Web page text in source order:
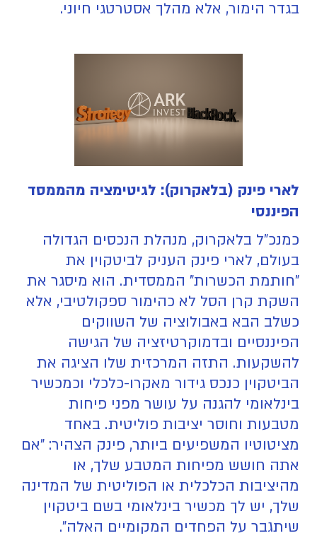
בגדר הימור, אלא מהלך אסטרטגי חיוני.
לארי פינק (בלאקרוק): לגיטימציה מהממסד
הפיננסי
כמנכ"ל בלאקרוק, מנהלת הנכסים הגדולה
בעולם, לארי פינק העניק לביטקוין את
"חותמת הכשרות" הממסדית. הוא מיסגר את
השקת קרן הסל לא כהימור ספקולטיבי, אלא
כשלב הבא באבולוציה של השווקים
הפיננסיים ובדמוקרטיזציה של הגישה
להשקעות. התזה המרכזית שלו הציגה את
הביטקוין כנכס גידור מאקרו-כלכלי וכמכשיר
בינלאומי להגנה על עושר מפני פיחות
מטבעות וחוסר יציבות פוליטית. באחד
מציטוטיו המשפיעים ביותר, פינק הצהיר: "אם
אתה חושש מפיחות המטבע שלך, או
מהיציבות הכלכלית או הפוליטית של המדינה
שלך, יש לך מכשיר בינלאומי בשם ביטקוין
שיתגבר על הפחדים המקומיים האלה".